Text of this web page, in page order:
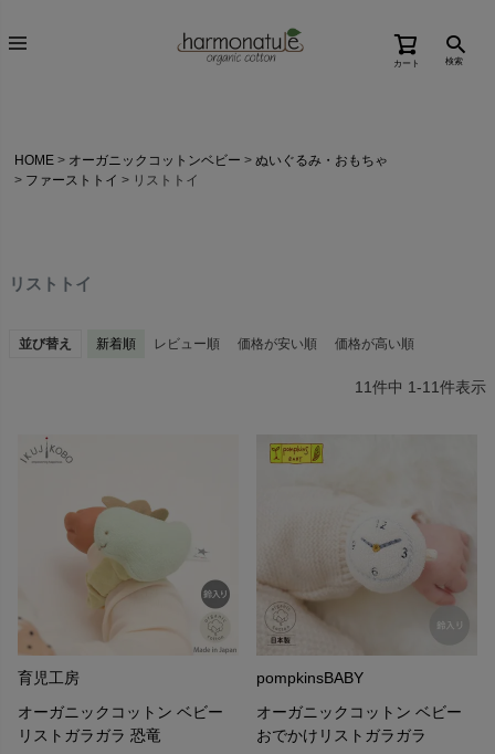
カート 検索
HOME オーガニックコットンベビー
ぬいぐるみ・おもちゃ
ファーストトイ
リストトイ
リストトイ
並び替え 新着順 レビュー順 価格が安い順 価格が高い順
11件中 1-11件表示
育児工房
オーガニックコットン ベビー
リストガラガラ 恐竜
pompkinsBABY
オーガニックコットン ベビー
おでかけリストガラガラ